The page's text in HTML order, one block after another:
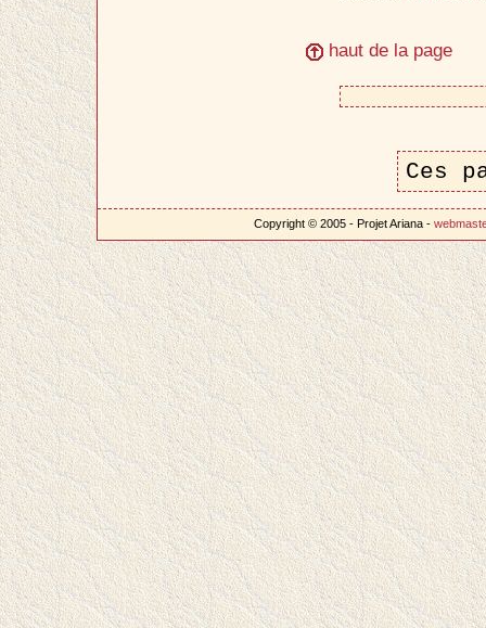
haut de la page
Ces
Copyright © 2005 - Projet Ariana -